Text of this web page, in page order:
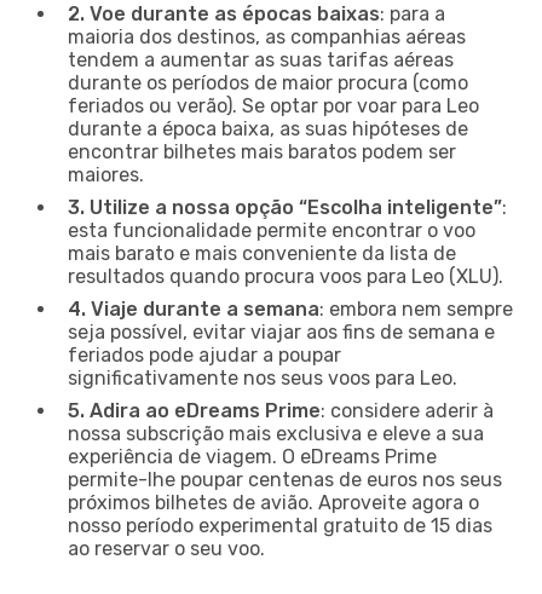
2. Voe durante as épocas baixas: para a
maioria dos destinos, as companhias aéreas
tendem a aumentar as suas tarifas aéreas
durante os períodos de maior procura (como
feriados ou verão). Se optar por voar para Leo
durante a época baixa, as suas hipóteses de
encontrar bilhetes mais baratos podem ser
maiores.
3. Utilize a nossa opção “Escolha inteligente”:
esta funcionalidade permite encontrar o voo
mais barato e mais conveniente da lista de
resultados quando procura voos para Leo (XLU).
4. Viaje durante a semana: embora nem sempre
seja possível, evitar viajar aos fins de semana e
feriados pode ajudar a poupar
significativamente nos seus voos para Leo.
5. Adira ao eDreams Prime: considere aderir à
nossa subscrição mais exclusiva e eleve a sua
experiência de viagem. O eDreams Prime
permite-lhe poupar centenas de euros nos seus
próximos bilhetes de avião. Aproveite agora o
nosso período experimental gratuito de 15 dias
ao reservar o seu voo.